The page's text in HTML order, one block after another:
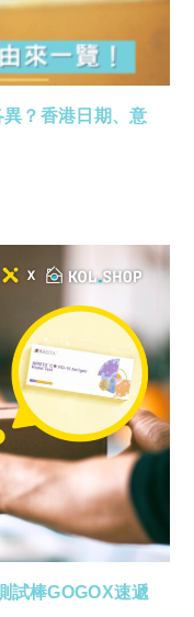
異？香港日期、意
試棒GOGOX速遞